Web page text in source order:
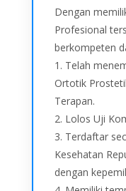
Dengan
Profesional
berkompeten
1. Telah
Ortotik
Terapan.
2. Lolos Uji
3. Terdaftar
Kesehatan
dengan